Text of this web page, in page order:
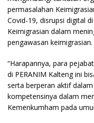
permasalahan
Covid-19, disrupsi digital
Keimigrasian dalam
pengawasan keimigrasian.
“Harapannya, para
di PERANIM Kalteng ini
serta berperan aktif
kompetensinya dalam
Kemenkumham pada